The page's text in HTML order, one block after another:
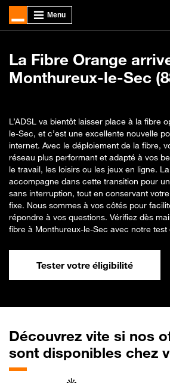
La Fibre Orange
Monthureux-le-Sec
L’ADSL va bientôt laisser place à la fibre
le-Sec, et c’est une excellente nouvelle
internet. Avec le déploiement de la fibre,
réseau plus performant et adapté à vos
le travail, les loisirs ou les jeux en ligne.
accompagne dans cette transition pour
sans interruption, tout en conservant
fixe. Nous sommes à vos côtés pour
répondre à vos questions. Vérifiez dès
fibre à Monthureux-le-Sec avec notre test
Tester votre éligibilité
Découvrez vite si nos
sont disponibles chez